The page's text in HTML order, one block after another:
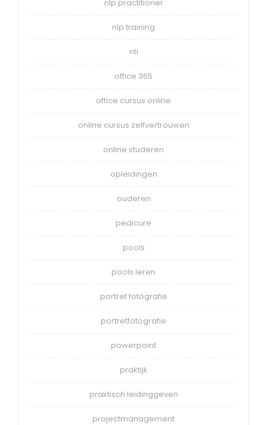
nlp practitioner
nlp training
nti
office 365
office cursus online
online cursus zelfvertrouwen
online studeren
opleidingen
ouderen
pedicure
pools
pools leren
portret fotografie
portretfotografie
powerpoint
praktijk
praktisch leidinggeven
projectmanagement